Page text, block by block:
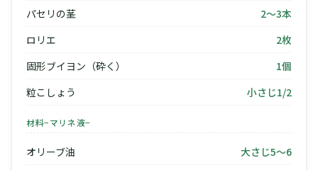
パセリの茎
2〜3本
ロリエ
2枚
固形ブイヨン（砕く）
1個
粒こしょう
小さじ1/2
材料−マリネ液−
オリーブ油
大さじ5〜6